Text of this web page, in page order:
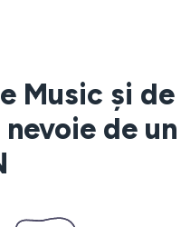
Music și de
de un